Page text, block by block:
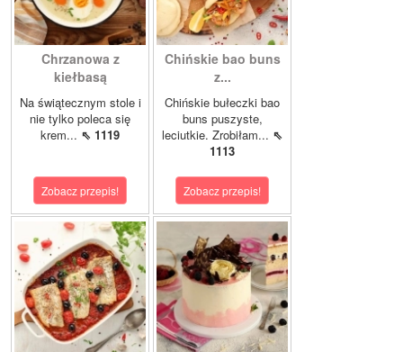
Chrzanowa z
kiełbasą
Na świątecznym stole i
nie tylko poleca się
krem... ⇖ 1119
Zobacz przepis!
Chińskie bao buns
z...
Chińskie bułeczki bao
buns puszyste,
leciutkie. Zrobiłam... ⇖
1113
Zobacz przepis!